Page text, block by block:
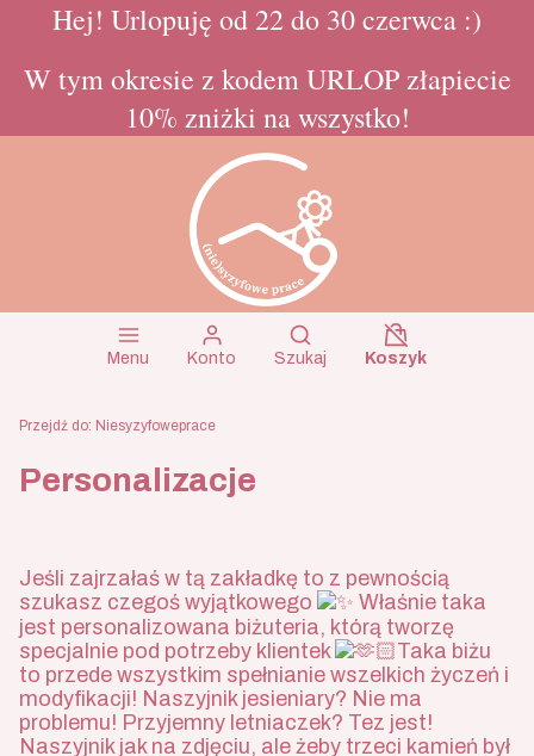
Hej! Urlopuję od 22 do 30 czerwca :)
W tym okresie z kodem URLOP złapiecie
10% zniżki na wszystko!
Menu Konto
Otwórz wyszukiwarkę
Szukaj
Koszyk
Koszyk
Przejdź do: Niesyzyfoweprace
Personalizacje
Jeśli zajrzałaś w tą zakładkę to z pewnością
szukasz czegoś wyjątkowego
Właśnie taka
jest personalizowana biżuteria, którą tworzę
specjalnie pod potrzeby klientek
Taka biżu
to przede wszystkim spełnianie wszelkich życzeń i
modyfikacji! Naszyjnik jesieniary? Nie ma
problemu! Przyjemny letniaczek? Tez jest!
Naszyjnik jak na zdjęciu, ale żeby trzeci kamień był